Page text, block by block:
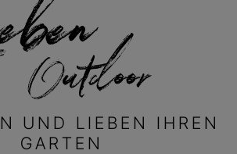
UND LIEBEN IHREN
GARTEN